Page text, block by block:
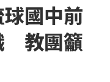
國中前
教團籲